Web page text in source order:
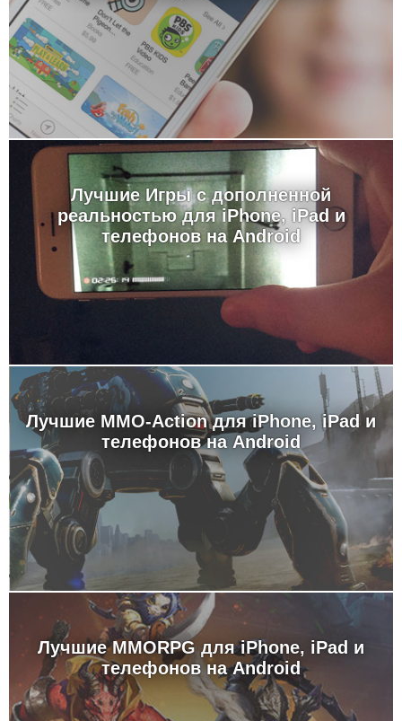
Лучшие Игры с дополненной
реальностью для iPhone, iPad и
телефонов на Android
Лучшие MMO-Action для iPhone, iPad и
телефонов на Android
Лучшие MMORPG для iPhone, iPad и
телефонов на Android